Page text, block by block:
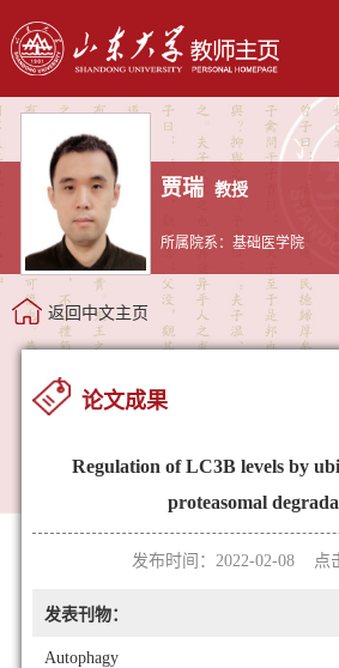
贾瑞 教授
所属院系：基础医学院
返回中文主页
论文成果
Regulation of LC3B levels by
proteasomal
发布时间：2022-02-08 点
发表刊物：
Autophagy